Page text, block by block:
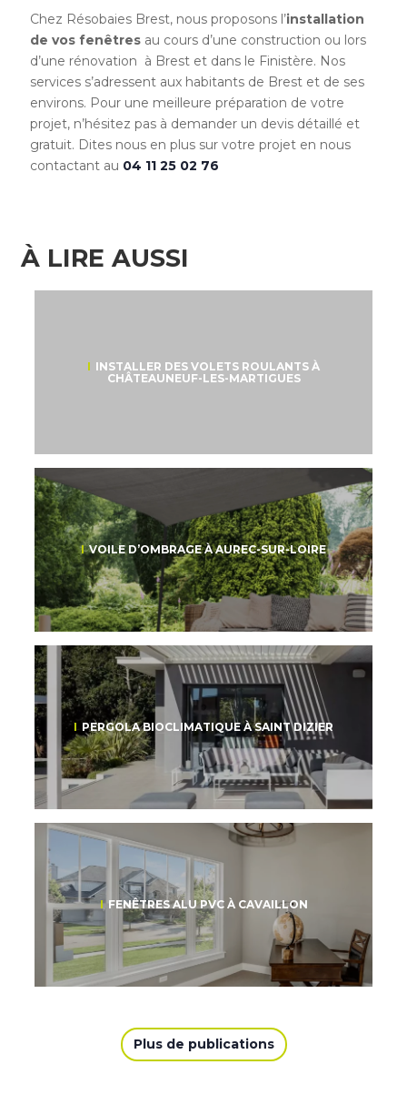
Chez Résobaies Brest, nous proposons l’installation
de vos fenêtres au cours d’une construction ou lors
d’une rénovation à Brest et dans le Finistère. Nos
services s’adressent aux habitants de Brest et de ses
environs. Pour une meilleure préparation de votre
projet, n’hésitez pas à demander un devis détaillé et
gratuit. Dites nous en plus sur votre projet en nous
contactant au 04 11 25 02 76
À LIRE AUSSI
INSTALLER DES VOLETS ROULANTS À
CHÂTEAUNEUF-LES-MARTIGUES
VOILE D’OMBRAGE À AUREC-SUR-LOIRE
PERGOLA BIOCLIMATIQUE À SAINT DIZIER
FENÊTRES ALU PVC À CAVAILLON
Plus de publications